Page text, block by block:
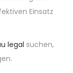
Einsatz
legal suchen,